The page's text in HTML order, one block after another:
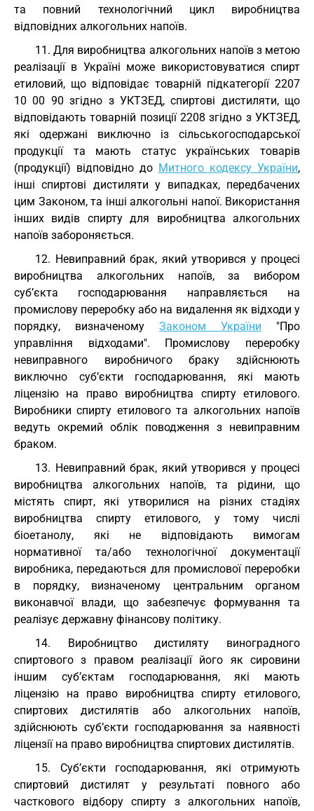
та повний технологічний цикл виробництва
відповідних алкогольних напоїв.
11. Для виробництва алкогольних напоїв з метою
реалізації в Україні може використовуватися спирт
етиловий, що відповідає товарній підкатегорії 2207
10 00 90 згідно з УКТЗЕД, спиртові дистиляти, що
відповідають товарній позиції 2208 згідно з УКТЗЕД,
які одержані виключно із сільськогосподарської
продукції та мають статус українських товарів
(продукції) відповідно до Митного кодексу України,
інші спиртові дистиляти у випадках, передбачених
цим Законом, та інші алкогольні напої. Використання
інших видів спирту для виробництва алкогольних
напоїв забороняється.
12. Невиправний брак, який утворився у процесі
виробництва алкогольних напоїв, за вибором
суб’єкта господарювання направляється на
промислову переробку або на видалення як відходи у
порядку, визначеному Законом України "Про
управління відходами". Промислову переробку
невиправного виробничого браку здійснюють
виключно суб’єкти господарювання, які мають
ліцензію на право виробництва спирту етилового.
Виробники спирту етилового та алкогольних напоїв
ведуть окремий облік поводження з невиправним
браком.
13. Невиправний брак, який утворився у процесі
виробництва алкогольних напоїв, та рідини, що
містять спирт, які утворилися на різних стадіях
виробництва спирту етилового, у тому числі
біоетанолу, які не відповідають вимогам
нормативної та/або технологічної документації
виробника, передаються для промислової переробки
в порядку, визначеному центральним органом
виконавчої влади, що забезпечує формування та
реалізує державну фінансову політику.
14. Виробництво дистиляту виноградного
спиртового з правом реалізації його як сировини
іншим суб’єктам господарювання, які мають
ліцензію на право виробництва спирту етилового,
спиртових дистилятів або алкогольних напоїв,
здійснюють суб’єкти господарювання за наявності
ліцензії на право виробництва спиртових дистилятів.
15. Суб’єкти господарювання, які отримують
спиртовий дистилят у результаті повного або
часткового відбору спирту з алкогольних напоїв,